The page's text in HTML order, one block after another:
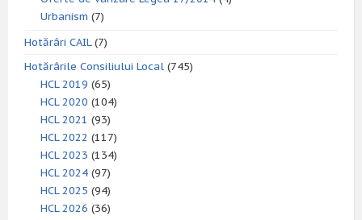
Urbanism (7)
Hotărâri CAIL(7)
Hotărârile Consiliului Local (745)
HCL 2019 (65)
HCL 2020 (104)
HCL 2021 (93)
HCL 2022 (117)
HCL 2023 (134)
HCL 2024 (97)
HCL 2025 (94)
HCL 2026 (36)